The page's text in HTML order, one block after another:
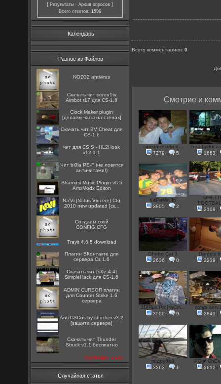
[Результаты ·Архив опросов ]
Всего ответов:1596
Календарь
Разное из Файлов
NOD32 antivirus
Скачать чит seren1ty
Aimbot r17 для CS-1.6
Clock Maker plugin
[делаем часы на стенах]
Скачать чит BV Cheat для
CS-1.6
чит для CS:S - HL2Hook
v12.1.1
Чит bi0la PE-F (не ловится
античитами!)
Shamusi Music Plugin v0.5
AmxModx Editon
Na'Vi [Natus Vincere] Cfg
2010 new updated [ск...
Создаем свой
CONFIG.CFG
Trayit 4.6.5 download
Плагин ВКонтакте для
сервера Cs 1.6
Скачать чит [sXe 4.4]
SimpleHack для CS-1.6
ADMIN CURSOR плагин
для Counter Strike 1.6
сервера
Anti CSDos by shocker v3.2
[защита сервера]
Скачать чит Thunder
Struck v1.1 бесплатно
посмотреть все
Случайная статья
Всего комментариев:0
Смотрие и
rancunier или d...
7279
| 5
headache
1663
|
KaPaMeJIb
3805
| 2
2109
|
Ghetto Car 3
2636
| 0
Dante's
2239
|
3D[Rus.Pro]*aCm...
3500
| 9
cobra serv
2849
|
подрубай
3263
| 1
PG #
3612
|